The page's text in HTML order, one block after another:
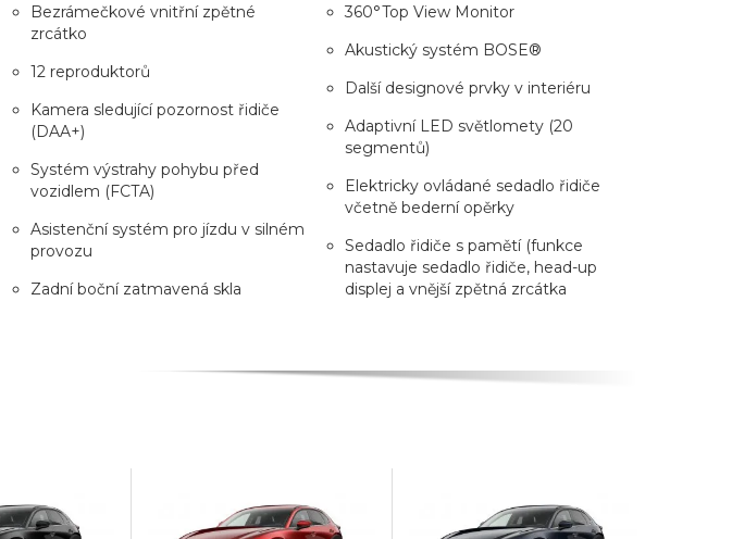
Bezrámečkové vnitřní zpětné
zrcátko
12 reproduktorů
Kamera sledující pozornost řidiče
(DAA+)
Systém výstrahy pohybu před
vozidlem (FCTA)
Asistenční systém pro jízdu v silném
provozu
Zadní boční zatmavená skla
360°Top View Monitor
Akustický systém BOSE®
Další designové prvky v interiéru
Adaptivní LED světlomety (20
segmentů)
Elektricky ovládané sedadlo řidiče
včetně bederní opěrky
Sedadlo řidiče s pamětí (funkce
nastavuje sedadlo řidiče, head-up
displej a vnější zpětná zrcátka